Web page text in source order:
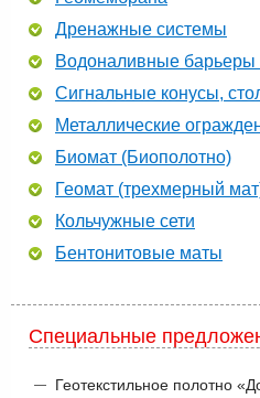
Дренажные системы
Водоналивные барьеры
Сигнальные конусы,
Металлические
Биомат (Биополотно)
Геомат (трехмерный
Кольчужные сети
Бентонитовые маты
Специальные
Геотекстильное полотно